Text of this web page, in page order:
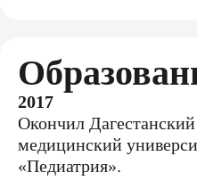
2017
Окончил
медицинский
«Педиатрия».